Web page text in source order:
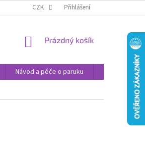
OBCHODNÍ PODMÍNKY PODMÍNKY
CZK Přihlášení
NÁKUPNÍ
Prázdný košík
Návod a péče o paruku
Příspěvek